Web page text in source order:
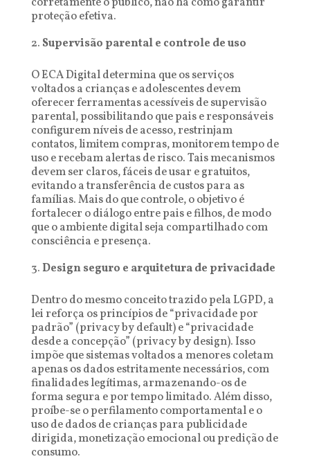
proteção efetiva.
Supervisão parental e controle de uso
O ECA Digital determina que os serviços
voltados a crianças e adolescentes devem
oferecer ferramentas acessíveis de supervisão
parental, possibilitando que pais e responsáveis
configurem níveis de acesso, restrinjam
contatos, limitem compras, monitorem tempo de
uso e recebam alertas de risco. Tais mecanismos
devem ser claros, fáceis de usar e gratuitos,
evitando a transferência de custos para as
famílias. Mais do que controle, o objetivo é
fortalecer o diálogo entre pais e filhos, de modo
que o ambiente digital seja compartilhado com
consciência e presença.
Design seguro e arquitetura de privacidade
Dentro do mesmo conceito trazido pela LGPD, a
lei reforça os princípios de “privacidade por
padrão” (privacy by default) e “privacidade
desde a concepção” (privacy by design). Isso
impõe que sistemas voltados a menores coletam
apenas os dados estritamente necessários, com
finalidades legítimas, armazenando-os de
forma segura e por tempo limitado. Além disso,
proíbe-se o perfilamento comportamental e o
uso de dados de crianças para publicidade
dirigida, monetização emocional ou predição de
consumo.